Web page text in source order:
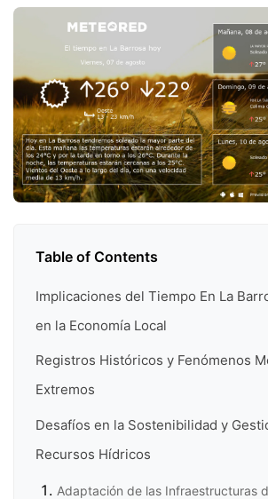
Table of Contents
Implicaciones del Tiempo En La
en la Economía Local
Registros Históricos y Fenómenos
Extremos
Desafíos en la Sostenibilidad y
Recursos Hídricos
Adaptación de las Infraestructuras